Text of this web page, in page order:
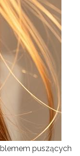
puszących